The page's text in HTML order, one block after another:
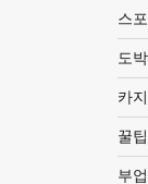
스
도박
카
꿀팁
부업